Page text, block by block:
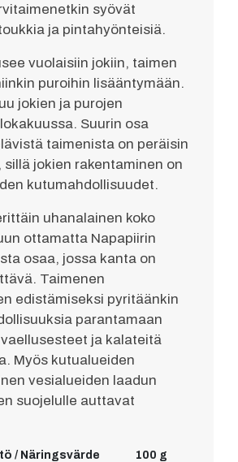
syövät
ja pintahyönteisiä.
vuolaisiin jokiin, taimen
puroihin lisääntymään.
jokien ja purojen
Suurin osa
taimenista on peräisin
jokien rakentaminen on
kutumahdollisuudet.
uhanalainen koko
ottamatta Napapiirin
osaa, jossa kanta on
Taimenen
edistämiseksi pyritäänkin
parantamaan
ja kalateitä
Myös kutualueiden
vesialueiden laadun
suojelulle auttavat
/ Näringsvärde
100 g